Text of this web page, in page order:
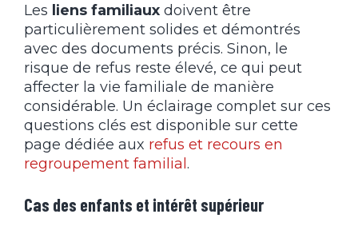
Les liens familiaux doivent être
particulièrement solides et démontrés
avec des documents précis. Sinon, le
risque de refus reste élevé, ce qui peut
affecter la vie familiale de manière
considérable. Un éclairage complet sur ces
questions clés est disponible sur cette
page dédiée aux refus et recours en
regroupement familial .
Cas des enfants et intérêt supérieur